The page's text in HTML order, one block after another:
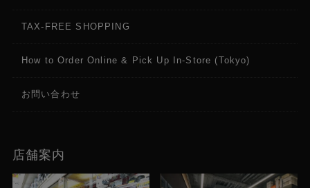
TAX-FREE SHOPPING
How to Order Online & Pick Up In-Store (Tokyo)
お問い合わせ
店舗案内